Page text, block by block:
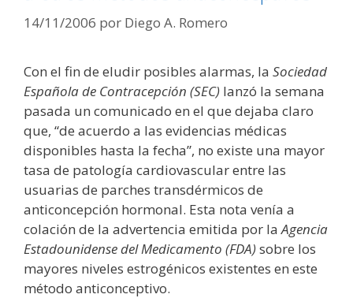
14/11/2006 por Diego A. Romero
Con el fin de eludir posibles alarmas, la Sociedad
Española de Contracepción (SEC) lanzó la semana
pasada un comunicado en el que dejaba claro
que, “de acuerdo a las evidencias médicas
disponibles hasta la fecha”, no existe una mayor
tasa de patología cardiovascular entre las
usuarias de parches transdérmicos de
anticoncepción hormonal. Esta nota venía a
colación de la advertencia emitida por laAgencia
Estadounidense del Medicamento (FDA)sobre los
mayores niveles estrogénicos existentes en este
método anticonceptivo.